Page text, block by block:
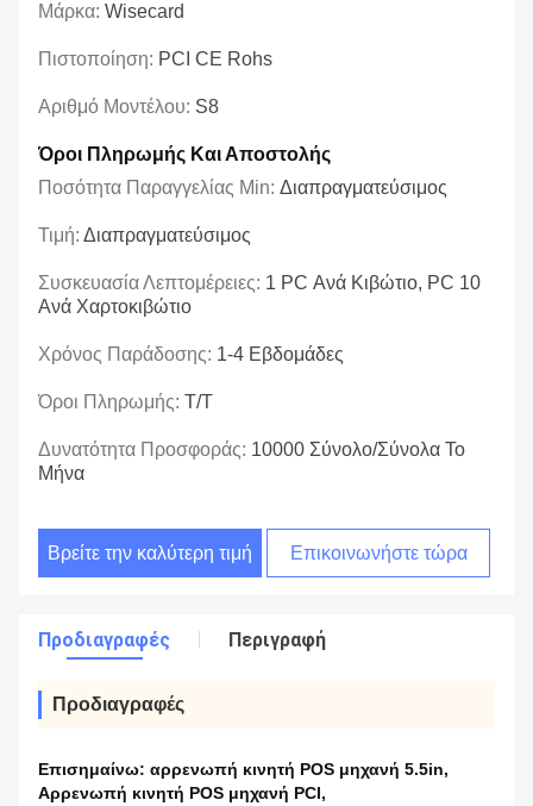
Μάρκα: Wisecard
Πιστοποίηση: PCI CE Rohs
Αριθμό Μοντέλου: S8
Όροι Πληρωμής Και Αποστολής
Ποσότητα Παραγγελίας Min: Διαπραγματεύσιμος
Τιμή: Διαπραγματεύσιμος
Συσκευασία Λεπτομέρειες: 1 PC Ανά Κιβώτιο, PC 10
Ανά Χαρτοκιβώτιο
Χρόνος Παράδοσης: 1-4 Εβδομάδες
Όροι Πληρωμής: T/T
Δυνατότητα Προσφοράς: 10000 Σύνολο/σύνολα Το
Μήνα
Βρείτε την καλύτερη τιμή Επικοινωνήστε τώρα
Προδιαγραφές Περιγραφή
Προδιαγραφές
Επισημαίνω: αρρενωπή κινητή POS μηχανή 5.5in,
Αρρενωπή κινητή POS μηχανή PCI,